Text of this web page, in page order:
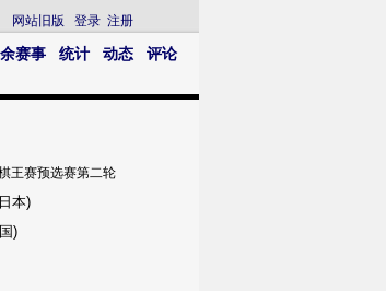
网站旧版 登录 注册
赛事 统计 动态
评论
王赛预选赛第二轮
本)
)